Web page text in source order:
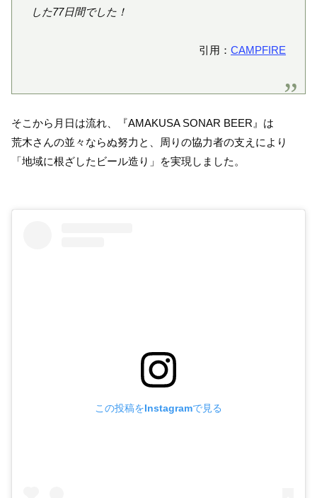
した77日間でした！
引用： CAMPFIRE
そこから月日は流れ、『AMAKUSA SONAR BEER』は
荒木さんの並々ならぬ努力と、周りの協力者の支えにより
「地域に根ざしたビール造り」を実現しました。
この投稿をInstagramで見る